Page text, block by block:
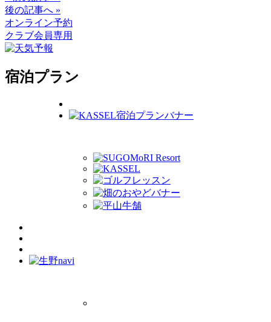
後の記事へ »
オンライン予約
クラブ会員専用
宿泊プラン